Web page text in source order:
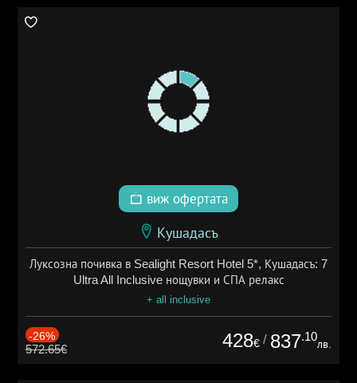
виж офертата
Кушадасъ
Луксозна почивка в Sealight Resort Hotel 5*, Кушадасъ: 7
Ultra All Inclusive нощувки и СПА релакс
+ all inclusive
-26%
572.65€ 428€ / 837.10
лв.